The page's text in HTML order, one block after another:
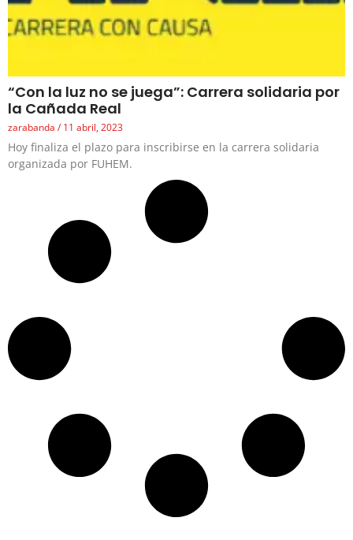
“Con la luz no se juega”: Carrera solidaria por
la Cañada Real
zarabanda 11 abril, 2023
Hoy finaliza el plazo para inscribirse en la carrera solidaria
organizada por FUHEM.